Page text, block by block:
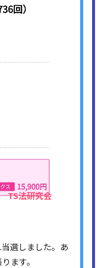
選しました。あ
ます。